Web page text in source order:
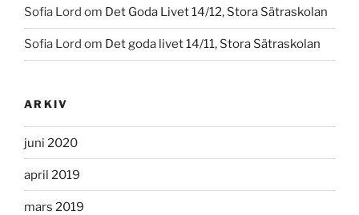
Sofia Lord om Det Goda Livet 14/12, Stora Sätraskolan
Sofia Lord om Det goda livet 14/11, Stora Sätraskolan
ARKIV
juni 2020
april 2019
mars 2019